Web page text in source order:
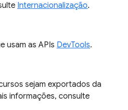
Internacionalização.
usam as APIs DevTools.
sejam exportados da
informações, consulte